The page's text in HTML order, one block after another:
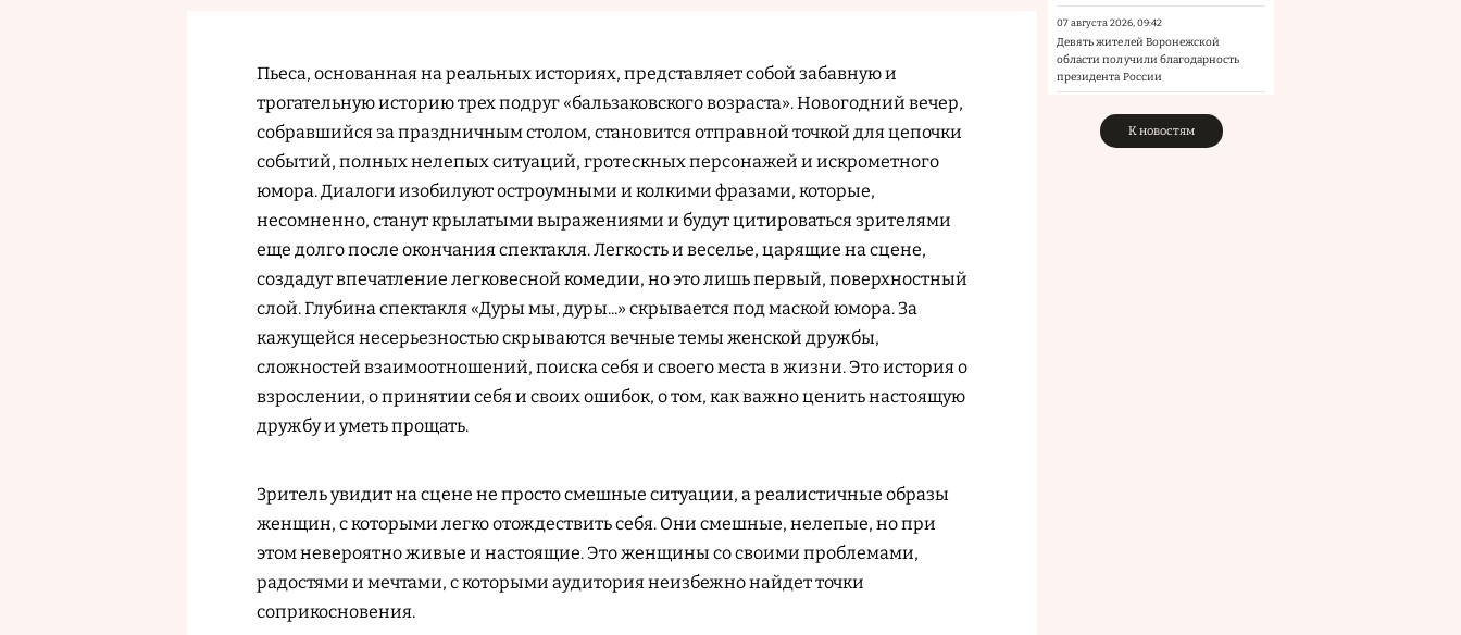
Пьеса, основанная на реальных историях, представляет собой забавную и
трогательную историю трех подруг «бальзаковского возраста». Новогодний вечер,
собравшийся за праздничным столом, становится отправной точкой для цепочки
событий, полных нелепых ситуаций, гротескных персонажей и искрометного
юмора. Диалоги изобилуют остроумными и колкими фразами, которые,
несомненно, станут крылатыми выражениями и будут цитироваться зрителями
еще долго после окончания спектакля. Легкость и веселье, царящие на сцене,
создадут впечатление легковесной комедии, но это лишь первый, поверхностный
слой. Глубина спектакля «Дуры мы, дуры...» скрывается под маской юмора. За
кажущейся несерьезностью скрываются вечные темы женской дружбы,
сложностей взаимоотношений, поиска себя и своего места в жизни. Это история о
взрослении, о принятии себя и своих ошибок, о том, как важно ценить настоящую
дружбу и уметь прощать.
Зритель увидит на сцене не просто смешные ситуации, а реалистичные образы
женщин, с которыми легко отождествить себя. Они смешные, нелепые, но при
этом невероятно живые и настоящие. Это женщины со своими проблемами,
радостями и мечтами, с которыми аудитория неизбежно найдет точки
соприкосновения.
07 августа 2026, 09:42
Девять жителей Воронежской
области получили благодарность
президента России
К новостям